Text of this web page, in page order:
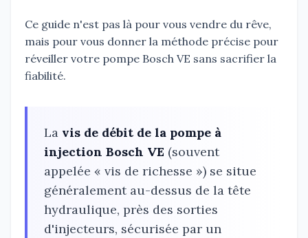
Ce guide n'est pas là pour vous vendre du rêve,
mais pour vous donner la méthode précise pour
réveiller votre pompe Bosch VE sans sacrifier la
fiabilité.
La vis de débit de la pompe à
injection Bosch VE (souvent
appelée « vis de richesse ») se situe
généralement au-dessus de la tête
hydraulique, près des sorties
d'injecteurs, sécurisée par un